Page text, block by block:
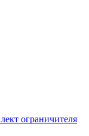
ограничителя